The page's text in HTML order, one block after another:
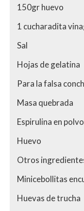
150gr huevo
1 cucharadita
Sal
Hojas de gelatina
Para la falsa
Masa quebrada
Espirulina en polvo
Huevo
Otros
Minicebollitas
Huevas de trucha